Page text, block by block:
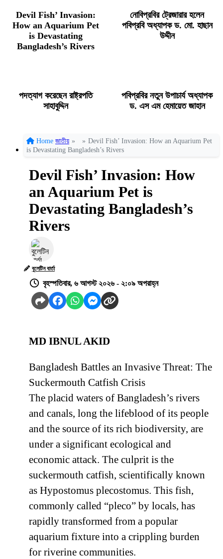
Devil Fish’ Invasion:
How an Aquarium Pet
is Devastating
Bangladesh’s Rivers
নোবিপ্রবির ট্রেজারার হলেন
পবিপ্রবি অধ্যাপক ড. মো. হাছান
উদ্দীন
পদত্যাগ করেছেন রাষ্ট্রপতি
সাহাবুদ্দিন
পবিপ্রবির নতুন উপাচার্য অধ্যাপক
ড. এস এম হেমায়েত জাহান
Home জাতীয় » » Devil Fish’ Invasion: How an Aquarium Pet
is Devastating Bangladesh’s Rivers
Devil Fish’ Invasion: How
an Aquarium Pet is
Devastating Bangladesh’s
Rivers
বুলেটিন বার্তা
বৃহস্পতিবার, ৬ আগস্ট ২০২৬ - ২:০৯ অপরাহ্ন
MD IBNUL AKID
Bangladesh Battles an Invasive Threat: The
Suckermouth Catfish Crisis
The placid waters of Bangladesh’s rivers
and canals, long the lifeblood of its people
and the source of its rich biodiversity, are
under a significant ecological and
economic attack. The culprit is the
suckermouth catfish, scientifically known
as Hypostomus plecostomus. This fish,
commonly called “pleco” by locals, has
rapidly transformed from a popular
aquarium fixture into a crippling burden
for riverine communities.